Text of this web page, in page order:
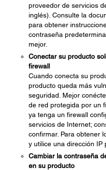
proveedor de servicios
inglés). Consulte la
para obtener
contraseña
mejor.
Conectar su producto
firewall
Cuando conecta su
producto queda más
seguridad. Mejor
de red protegida por un
ya tenga un firewall
servicios de Internet;
confirmar. Para obtener
y utilice una dirección IP
Cambiar la contraseña
en su producto